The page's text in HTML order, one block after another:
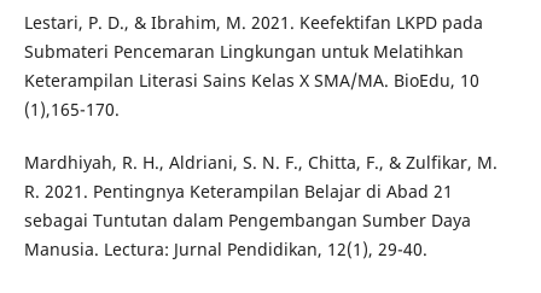
Lestari, P. D., & Ibrahim, M. 2021. Keefektifan LKPD pada
Submateri Pencemaran Lingkungan untuk Melatihkan
Keterampilan Literasi Sains Kelas X SMA/MA. BioEdu, 10
(1),165-170.
Mardhiyah, R. H., Aldriani, S. N. F., Chitta, F., & Zulfikar, M.
R. 2021. Pentingnya Keterampilan Belajar di Abad 21
sebagai Tuntutan dalam Pengembangan Sumber Daya
Manusia. Lectura: Jurnal Pendidikan, 12(1), 29-40.